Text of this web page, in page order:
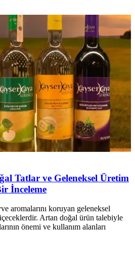
Tatlar ve Geleneksel Üretim
İnceleme
aromalarını koruyan geleneksel
Artan doğal ürün talebiyle
önemi ve kullanım alanları